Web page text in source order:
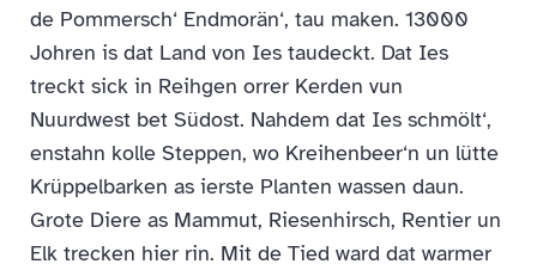
de Pommersch‘ Endmorän‘, tau maken. 13000
Johren is dat Land von Ies taudeckt. Dat Ies
treckt sick in Reihgen orrer Kerden vun
Nuurdwest bet Südost. Nahdem dat Ies schmölt‘,
enstahn kolle Steppen, wo Kreihenbeer‘n un lütte
Krüppelbarken as ierste Planten wassen daun.
Grote Diere as Mammut, Riesenhirsch, Rentier un
Elk trecken hier rin. Mit de Tied ward dat warmer